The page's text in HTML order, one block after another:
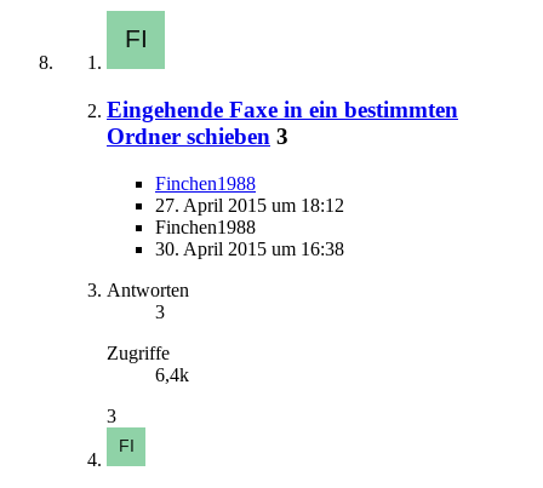
Eingehende Faxe in ein bestimmten
Ordner schieben 3
Finchen1988
27. April 2015 um 18:12
Finchen1988
30. April 2015 um 16:38
Antworten
3
Zugriffe
6,4k
3